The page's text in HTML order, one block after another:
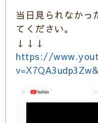
当日見られなかっ
てください。
↓↓↓
https://